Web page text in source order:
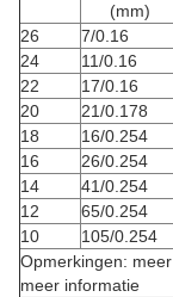
(mm)
26
7/0.16
24
11/0.16
22
17/0.16
20
21/0.178
18
16/0.254
16
26/0.254
14
41/0.254
12
65/0.254
10
105/0.254
Opmerkingen:
meer informatie